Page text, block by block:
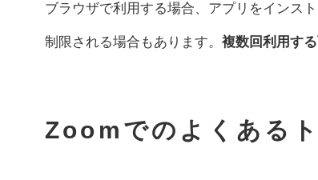
ブラウザで利用する場合、アプリをインス
制限される場合もあります。 複数回利用す
Zoomでのよくある